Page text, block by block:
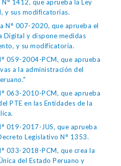
1412, que aprueba la Ley
y sus modificatorias.
N° 007-2020, que aprueba el
Digital y dispone medidas
y su modificatoria.
059-2004-PCM, que aprueba
a la administración del
063-2010-PCM, que aprueba
PTE en las Entidades de la
019-2017-JUS, que aprueba
Legislativo N° 1353.
033-2018-PCM, que crea la
del Estado Peruano y